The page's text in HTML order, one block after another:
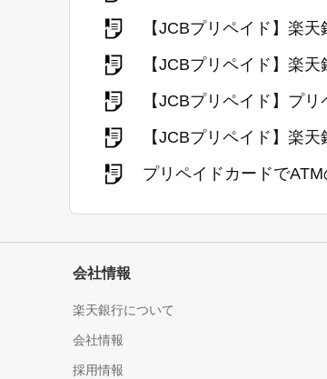
【JCBプリペイド】楽
【JCBプリペイド】楽
【JCBプリペイド】プ
【JCBプリペイド】楽
プリペイドカードで
会社情報
楽天銀行について
会社情報
採用情報